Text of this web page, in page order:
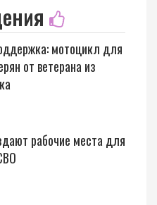
мотоцикл для
от ветерана из
рабочие места для